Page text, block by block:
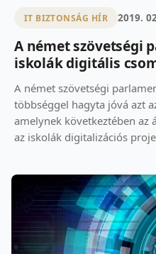
IT BIZTONSÁG HÍR 2019.
A német szövetségi
iskolák digitális
A német szövetségi
többséggel hagyta jóvá azt
amelynek következtében
az iskolák digitalizációs